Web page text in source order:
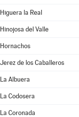
Higuera la Real
Hinojosa del Valle
Hornachos
Jerez de los Caballeros
La Albuera
La Codosera
La Coronada